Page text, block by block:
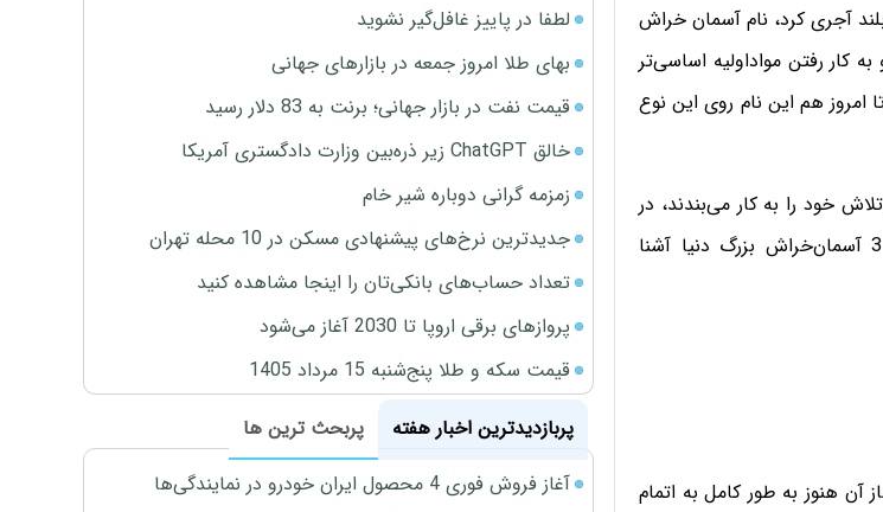
بلند آجری کرد، نام آسمان خراش
کار رفتن مواداولیه اساسی‌تر
هم این نام روی این نوع
خود را به کار می‌بندند، در
ساخت آن از آخرین تکنیک‌های عمرانی و معماری استفاده کنند. در ادامه با 3 آسمان‌خراش بزرگ دنیا آشنا
بنا شد و گرچه ساخت و ساز آن هنوز به طور کامل به اتمام
لطفا در پاییز غافل‌گیر نشوید
بهای طلا امروز جمعه در بازارهای جهانی
قیمت نفت در بازار جهانی؛ برنت به 83 دلار رسید
خالق ChatGPT زیر ذره‌بین وزارت دادگستری آمریکا
زمزمه گرانی دوباره شیر خام
جدیدترین نرخ‌های پیشنهادی مسکن در 10 محله تهران
تعداد حساب‌های بانکی‌تان را اینجا مشاهده کنید
پروازهای برقی اروپا تا 2030 آغاز می‌شود
قیمت سکه و طلا پنج‌شنبه 15 مرداد 1405
پربازدیدترین اخبار هفته
پربحث ترین ها
آغاز فروش فوری 4 محصول ایران خودرو در نمایندگی‌ها